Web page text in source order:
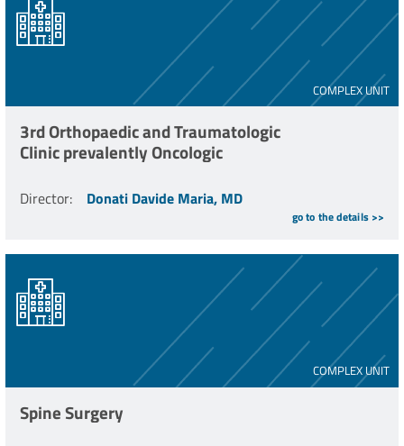
COMPLEX UNIT
3rd Orthopaedic and Traumatologic
Clinic prevalently Oncologic
Director: Donati Davide Maria, MD
go to the details >>
COMPLEX UNIT
Spine Surgery